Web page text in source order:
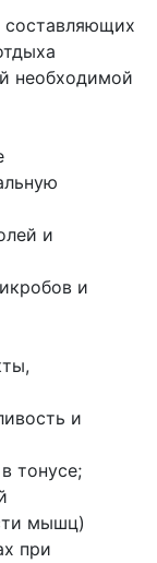
составляющих
необходимой
и
и
и
тонусе;
мышц)
при